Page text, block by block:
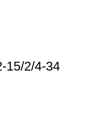
15/2/4-34